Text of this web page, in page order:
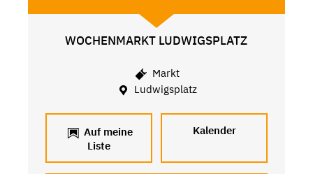
WOCHENMARKT LUDWIGSPLATZ
Markt
Ludwigsplatz
Auf meine
Liste
Kalender